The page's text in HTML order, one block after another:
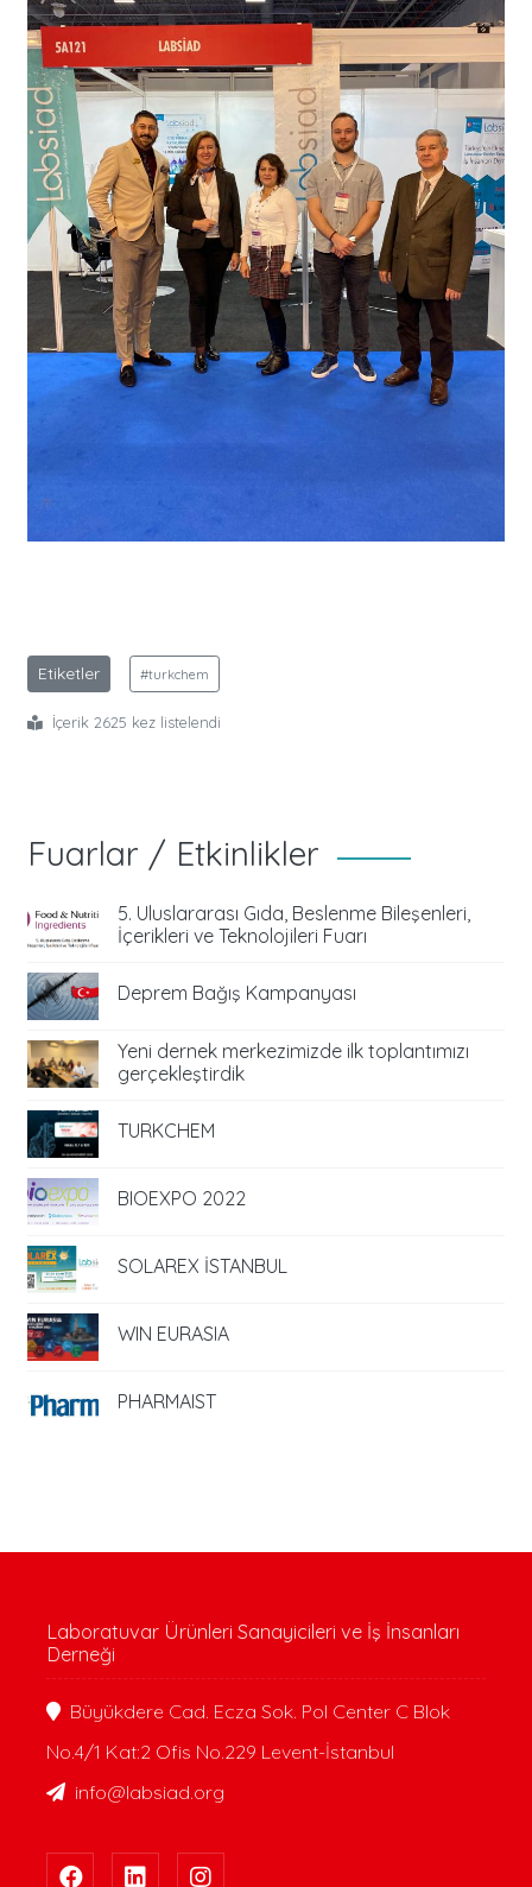
Etiketler #turkchem
İçerik 2625 kez listelendi
Fuarlar / Etkinlikler
5. Uluslararası Gıda, Beslenme Bileşenleri,
İçerikleri ve Teknolojileri Fuarı
Deprem Bağış Kampanyası
Yeni dernek merkezimizde ilk toplantımızı
gerçekleştirdik
TURKCHEM
BIOEXPO 2022
SOLAREX İSTANBUL
WIN EURASIA
PHARMAIST
Laboratuvar Ürünleri Sanayicileri ve İş İnsanları
Derneği
Büyükdere Cad. Ecza Sok. Pol Center C Blok
No.4/1 Kat:2 Ofis No.229 Levent-İstanbul
info@labsiad.org